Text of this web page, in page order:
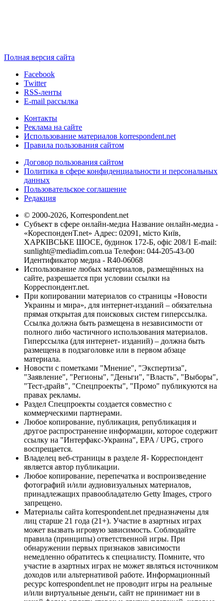
Полная версия сайта
Facebook
Twitter
RSS-ленты
E-mail рассылка
Контакты
Реклама на сайте
Использование материалов korrespondent.net
Правила пользования сайтом
Договор пользования сайтом
Политика в сфере конфиденциальности и персональных
данных
Пользовательское соглашение
Редакция
© 2000-2026, Korrespondent.net
Субъект в сфере онлайн-медиа Название онлайн-медиа -
«КореспонденТ.net» Адрес: 02091, місто Київ,
ХАРКІВСЬКЕ ШОСЕ, будинок 172-Б, офіс 208/1 E-mail:
sunlight@mediadim.com.ua Телефон: 044-205-43-00
Идентификатор медиа - R40-06068
Использование любых материалов, размещённых на
сайте, разрешается при условии ссылки на
Корреспондент.net.
При копировании материалов со страницы «Новости
Украины и мира», для интернет-изданий – обязательна
прямая открытая для поисковых систем гиперссылка.
Ссылка должна быть размещена в независимости от
полного либо частичного использования материалов.
Гиперссылка (для интернет- изданий) – должна быть
размещена в подзаголовке или в первом абзаце
материала.
Новости с пометками "Мнение", "Экспертиза",
"Заявление", "Регионы", "Деньги", "Власть", "Выборы",
"Тест-драйв", "Спецпроекты", "Промо" публикуются на
правах рекламы.
Раздел Спецпроекты создается совместно с
коммерческими партнерами.
Любое копирование, публикация, републикация и
другое распространение информации, которое содержит
ссылку на "Интерфакс-Украина", EPA / UPG, строго
воспрещается.
Владелец веб-страницы в разделе Я- Корреспондент
является автор публикации.
Любое копирование, перепечатка и воспроизведение
фотографий и/или аудиовизуальных материалов,
принадлежащих правообладателю Getty Images, строго
запрещено.
Материалы сайта korrespondent.net предназначены для
лиц старше 21 года (21+). Участие в азартных играх
может вызвать игровую зависимость. Соблюдайте
правила (принципы) ответственной игры. При
обнаружении первых признаков зависимости
немедленно обратитесь к специалисту. Помните, что
участие в азартных играх не может являться источником
доходов или альтернативой работе. Информационный
ресурс korrespondent.net не проводит игры на реальные
и/или виртуальные деньги, сайт не принимает ни в